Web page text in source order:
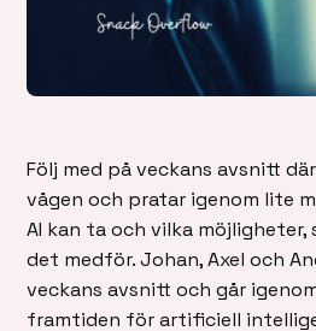
Följ med på veckans avsnitt
vågen och pratar igenom lite
AI kan ta och vilka möjligheter,
det medför. Johan, Axel och
veckans avsnitt och går
framtiden för artificiell